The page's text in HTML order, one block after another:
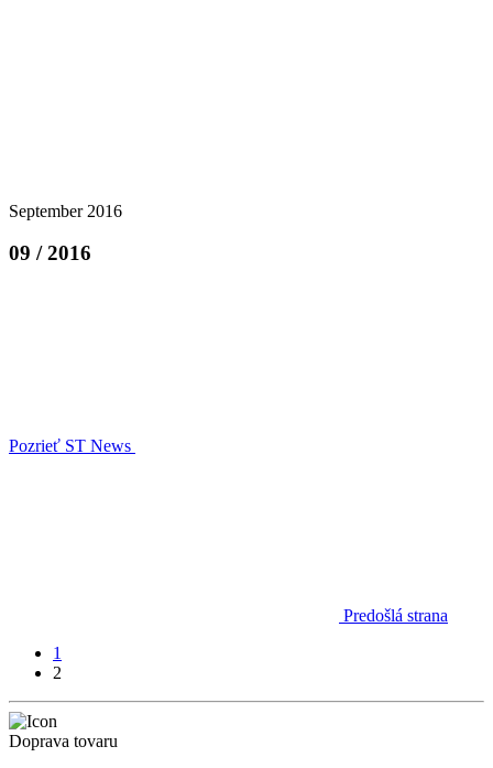
September 2016
09 / 2016
Pozrieť ST News
Predošlá strana
1
2
Doprava tovaru